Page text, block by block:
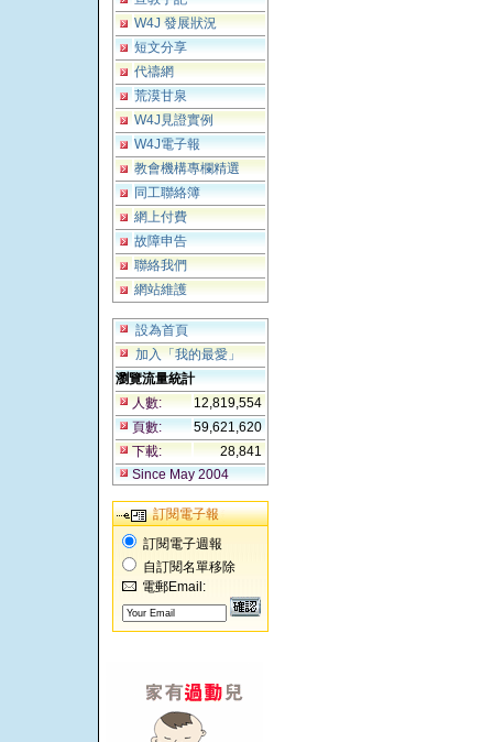
W4J 發展狀況
短文分享
代禱網
荒漠甘泉
W4J見證實例
W4J電子報
教會機構專欄精選
同工聯絡簿
網上付費
故障申告
聯絡我們
網站維護
設為首頁
加入「我的最愛」
瀏覽流量統計
人數:
12,819,554
頁數:
59,621,620
下載:
28,841
Since May 2004
訂閱電子報
訂閱電子週報
自訂閱名單移除
電郵Email: